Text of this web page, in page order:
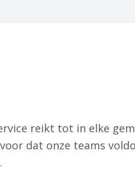
reikt tot in elke
dat onze teams